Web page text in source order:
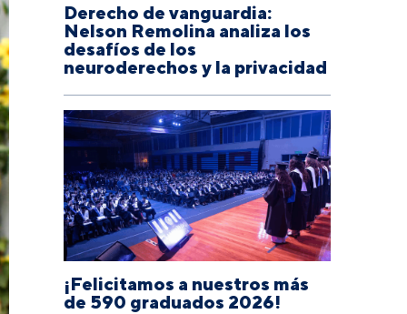
Derecho de vanguardia:
Nelson Remolina analiza los
desafíos de los
neuroderechos y la privacidad
¡Felicitamos a nuestros más
de 590 graduados 2026!